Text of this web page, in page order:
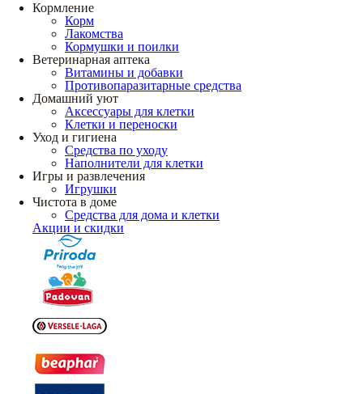
Кормление
Корм
Лакомства
Кормушки и поилки
Ветеринарная аптека
Витамины и добавки
Противопаразитарные средства
Домашний уют
Аксессуары для клетки
Клетки и переноски
Уход и гигиена
Средства по уходу
Наполнители для клетки
Игры и развлечения
Игрушки
Чистота в доме
Средства для дома и клетки
Акции и скидки